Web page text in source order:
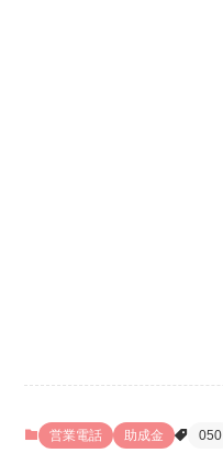
営業電話 助成金 050